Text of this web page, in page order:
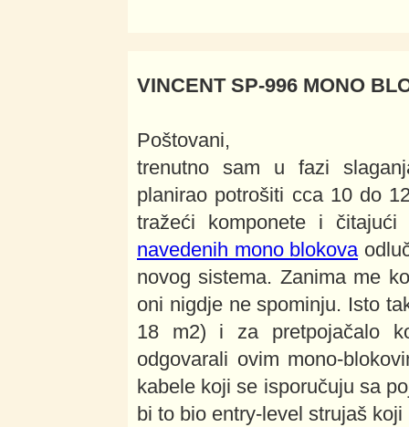
VINCENT SP-996 MONO
Poštovani,
trenutno sam u fazi
planirao potrošiti cca 10 do
tražeći komponete i
navedenih mono blokova
novog sistema. Zanima me
oni nigdje ne spominju. Isto
18 m2) i za pretpojačalo
odgovarali ovim mono-
kabele koji se isporučuju sa
bi to bio entry-level strujaš